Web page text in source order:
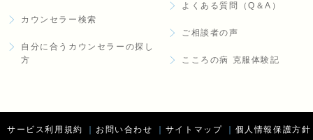
カウンセラー検索
自分に合うカウンセラーの探し
方
よくある質問（Q＆A）
ご相談者の声
こころの病 克服体験記
サービス利用規約 お問い合わせ サイトマップ 個人情報保護方針